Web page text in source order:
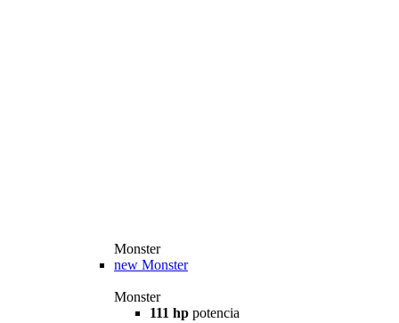
Monster
new Monster
Monster
111 hp potencia